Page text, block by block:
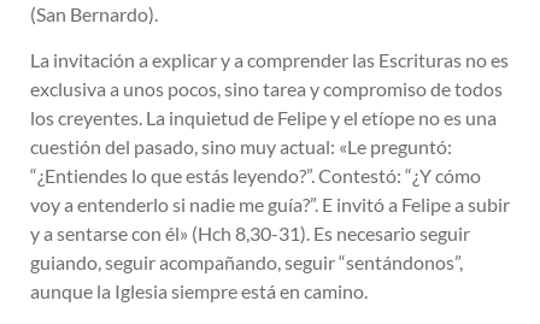
(San Bernardo).
La invitación a explicar y a comprender las Escrituras no es
exclusiva a unos pocos, sino tarea y compromiso de todos
los creyentes. La inquietud de Felipe y el etíope no es una
cuestión del pasado, sino muy actual: «Le preguntó:
“¿Entiendes lo que estás leyendo?”. Contestó: “¿Y cómo
voy a entenderlo si nadie me guía?”. E invitó a Felipe a subir
y a sentarse con él» (Hch 8,30-31). Es necesario seguir
guiando, seguir acompañando, seguir “sentándonos”,
aunque la Iglesia siempre está en camino.